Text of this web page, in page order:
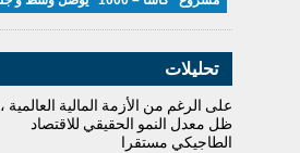
تحليلات
على الرغم من الأزمة المالية العالمية ،
ظل معدل النمو الحقيقي للاقتصاد
الطاجيكي مستقرا